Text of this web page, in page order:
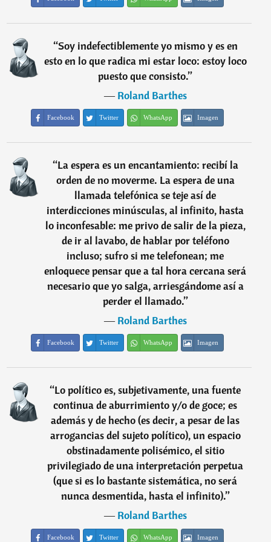
“Soy indefectiblemente yo mismo y es en
esto en lo que radica mi estar loco: estoy loco
puesto que consisto.”
―Roland Barthes
Facebook Twitter WhatsApp Imagen
“La espera es un encantamiento: recibí la
orden de no moverme. La espera de una
llamada telefónica se teje así de
interdicciones minúsculas, al infinito, hasta
lo inconfesable: me privo de salir de la pieza,
de ir al lavabo, de hablar por teléfono
incluso; sufro si me telefonean; me
enloquece pensar que a tal hora cercana será
necesario que yo salga, arriesgándome así a
perder el llamado.”
―Roland Barthes
Facebook Twitter WhatsApp Imagen
“Lo político es, subjetivamente, una fuente
continua de aburrimiento y/o de goce; es
además y de hecho (es decir, a pesar de las
arrogancias del sujeto político), un espacio
obstinadamente polisémico, el sitio
privilegiado de una interpretación perpetua
(que si es lo bastante sistemática, no será
nunca desmentida, hasta el infinito).”
―Roland Barthes
Facebook Twitter WhatsApp Imagen